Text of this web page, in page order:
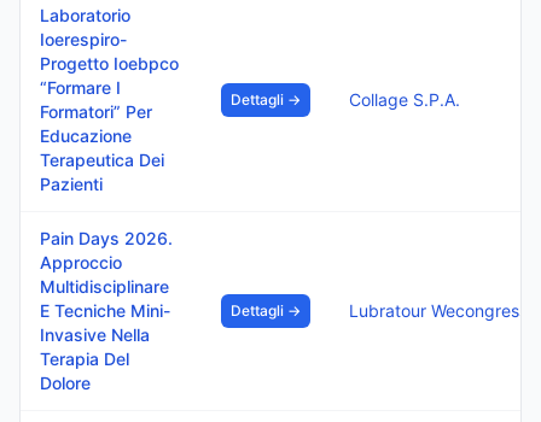
Laboratorio
Ioerespiro-
Progetto Ioebpco
“Formare I
Formatori” Per
Educazione
Terapeutica Dei
Pazienti
Dettagli → Collage S.P.A.
Pain Days 2026.
Approccio
Multidisciplinare
E Tecniche Mini-
Invasive Nella
Terapia Del
Dolore
Dettagli → Lubratour Wecongress